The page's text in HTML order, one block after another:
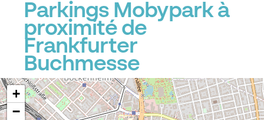
Parkings Mobypark à
proximité de
Frankfurter
Buchmesse
+
−